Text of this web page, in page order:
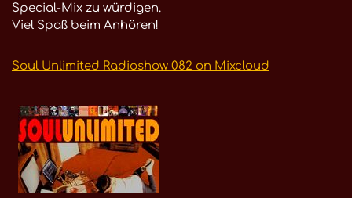
Special-Mix zu würdigen.
Viel Spaß beim Anhören!
Soul Unlimited Radioshow 082 on Mixcloud